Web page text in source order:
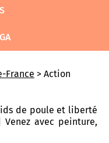
France > Action
de poule et liberté
avec peinture,